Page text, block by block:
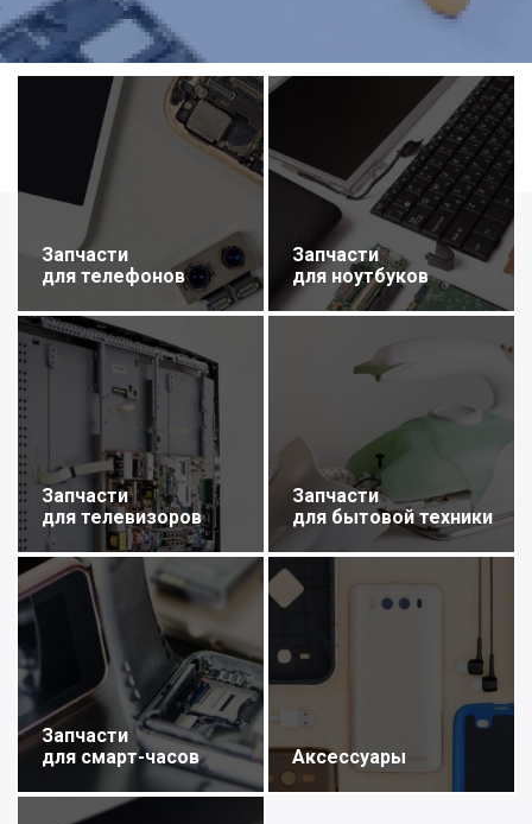
Запчасти
для телефонов
Запчасти
для ноутбуков
Запчасти
для телевизоров
Запчасти
для бытовой техники
Запчасти
для смарт-часов
Аксессуары